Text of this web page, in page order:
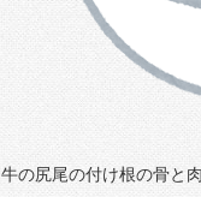
牛の尻尾の付け根の骨と